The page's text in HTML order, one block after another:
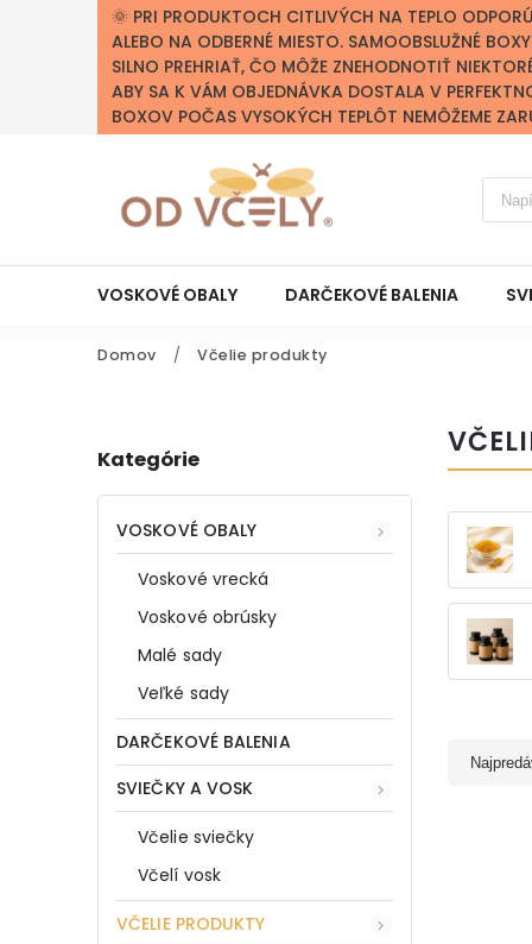
🌞 PRI PRODUKTOCH CITLIVÝCH NA TEPLO
ALEBO NA ODBERNÉ MIESTO. SAMOOBSLUŽNÉ
SILNO PREHRIAŤ, ČO MÔŽE ZNEHODNOTIŤ
ABY SA K VÁM OBJEDNÁVKA DOSTALA V
BOXOV POČAS VYSOKÝCH TEPLÔT NEMÔŽEME
VOSKOVÉ OBALY DARČEKOVÉ BALENIA
Domov / Včelie produkty
Kategórie
VOSKOVÉ OBALY
Voskové vrecká
Voskové obrúsky
Malé sady
Veľké sady
DARČEKOVÉ BALENIA
SVIEČKY A VOSK
Včelie sviečky
Včelí vosk
VČELIE PRODUKTY